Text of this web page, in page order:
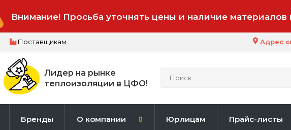
Внимание! Просьба уточнять цены и наличие
Поставщикам Адрес
Лидер на рынке
теплоизоляции в ЦФО!
Бренды О компании Юрлицам Прайс-листы